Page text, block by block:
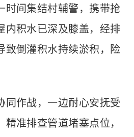
间集结村辅警，携带抢
内积水已深及膝盖，经排
致倒灌积水持续淤积，险
作战，一边耐心安抚受
准排查管道堵塞点位，